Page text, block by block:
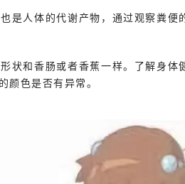
是人体的代谢产物，通过观察粪
状和香肠或者香蕉一样。了解身
色是否有异常。